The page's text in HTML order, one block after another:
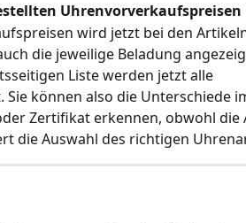
Uhrenvorverkaufspreisen
wird jetzt bei den
die jeweilige Beladung
Liste werden jetzt alle
können also die Unterschiede
Zertifikat erkennen, obwohl die
die Auswahl des richtigen